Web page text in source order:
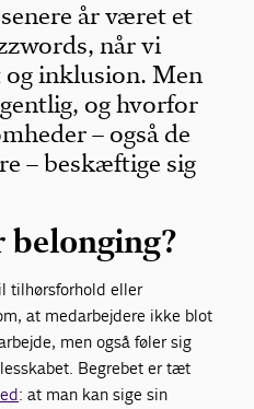
år været et
når vi
inklusion. Men
og hvorfor
– også de
– beskæftige sig
belonging?
tilhørsforhold eller
at medarbejdere ikke blot
men også føler sig
Begrebet er tæt
: at man kan sige sin